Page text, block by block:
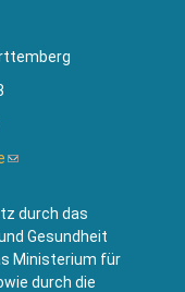
(Link
Mail)
durch das
Gesundheit
Ministerium für
durch die